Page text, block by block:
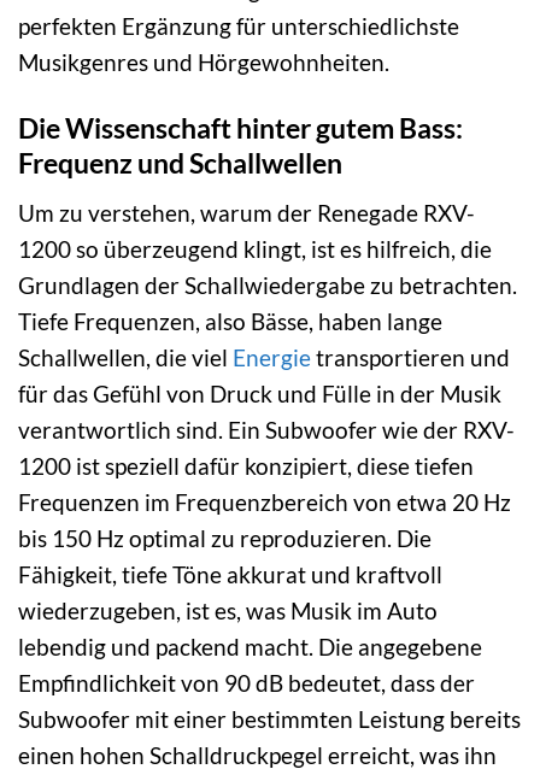
perfekten Ergänzung für unterschiedlichste
Musikgenres und Hörgewohnheiten.
Die Wissenschaft hinter gutem Bass:
Frequenz und Schallwellen
Um zu verstehen, warum der Renegade RXV-
1200 so überzeugend klingt, ist es hilfreich, die
Grundlagen der Schallwiedergabe zu betrachten.
Tiefe Frequenzen, also Bässe, haben lange
Schallwellen, die viel Energietransportieren und
für das Gefühl von Druck und Fülle in der Musik
verantwortlich sind. Ein Subwoofer wie der RXV-
1200 ist speziell dafür konzipiert, diese tiefen
Frequenzen im Frequenzbereich von etwa 20 Hz
bis 150 Hz optimal zu reproduzieren. Die
Fähigkeit, tiefe Töne akkurat und kraftvoll
wiederzugeben, ist es, was Musik im Auto
lebendig und packend macht. Die angegebene
Empfindlichkeit von 90 dB bedeutet, dass der
Subwoofer mit einer bestimmten Leistung bereits
einen hohen Schalldruckpegel erreicht, was ihn